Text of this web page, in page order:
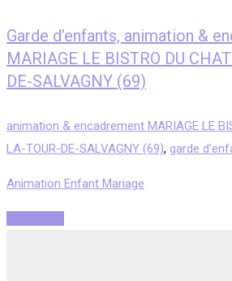
Garde d’enfants, animation &
MARIAGE LE BISTRO DU
DE-SALVAGNY (69)
animation & encadrement MARIAGE LE
LA-TOUR-DE-SALVAGNY (69), garde
Animation Enfant Mariage